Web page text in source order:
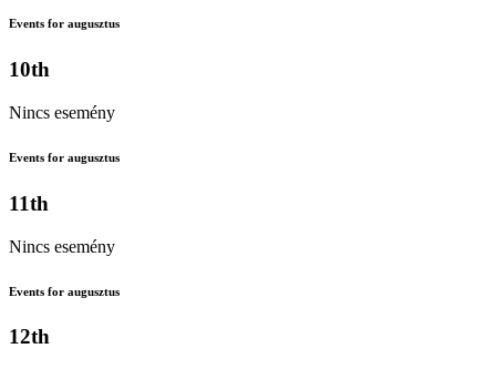
Events for augusztus
10th
Nincs esemény
Events for augusztus
11th
Nincs esemény
Events for augusztus
12th